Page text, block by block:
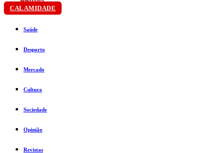
CALAMIDADE
Saúde
Desporto
Mercado
Cultura
Sociedade
Opinião
Revistas